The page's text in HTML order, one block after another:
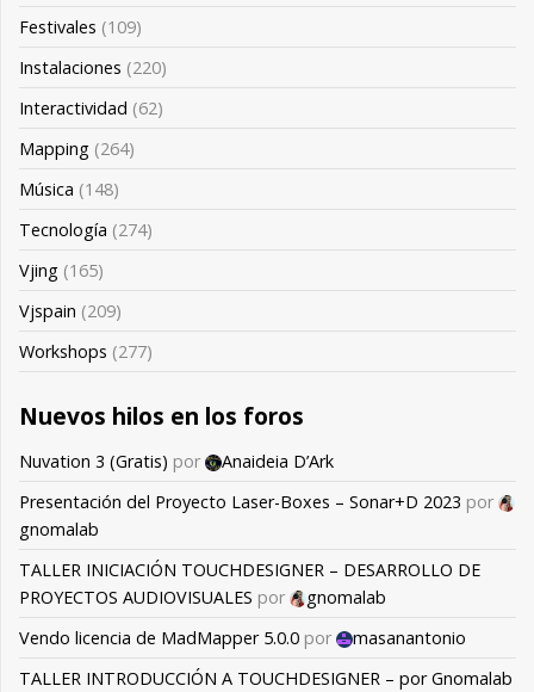
Festivales (109)
Instalaciones (220)
Interactividad (62)
Mapping (264)
Música (148)
Tecnología (274)
Vjing (165)
Vjspain (209)
Workshops (277)
Nuevos hilos en los foros
Nuvation 3 (Gratis) por
Anaideia D’Ark
Presentación del Proyecto Laser-Boxes – Sonar+D 2023 por
gnomalab
TALLER INICIACIÓN TOUCHDESIGNER – DESARROLLO DE
PROYECTOS AUDIOVISUALES por
gnomalab
Vendo licencia de MadMapper 5.0.0 por
masanantonio
TALLER INTRODUCCIÓN A TOUCHDESIGNER – por Gnomalab